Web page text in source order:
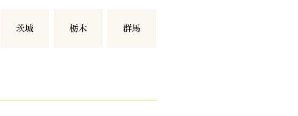
茨城 栃木 群馬